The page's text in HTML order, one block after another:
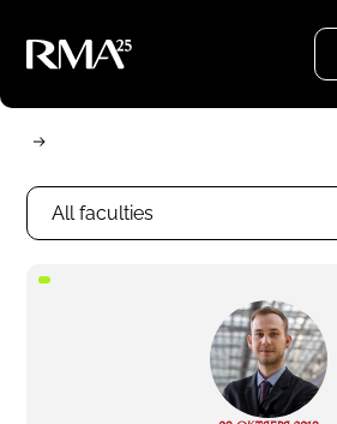
All faculties
Read